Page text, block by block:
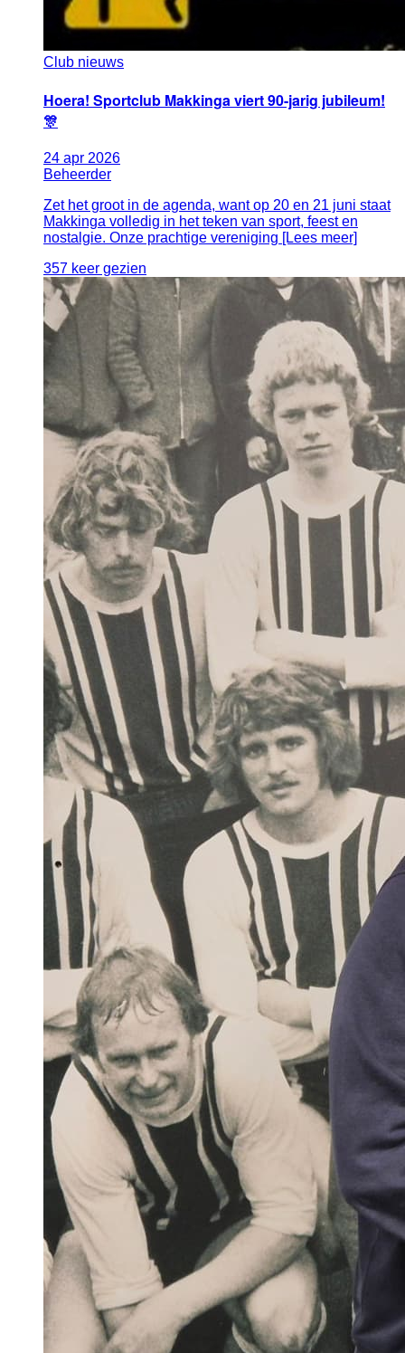
Club nieuws
Hoera! Sportclub Makkinga viert 90-jarig jubileum!
🎊
24 apr 2026
Beheerder
Zet het groot in de agenda, want op 20 en 21 juni staat
Makkinga volledig in het teken van sport, feest en
nostalgie. Onze prachtige vereniging [Lees meer]
357 keer gezien